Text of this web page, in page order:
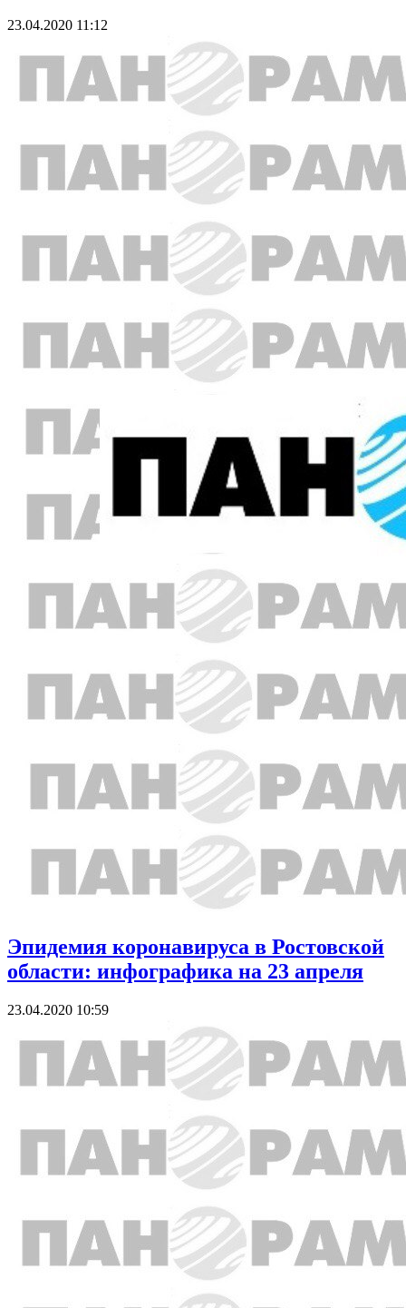
23.04.2020 11:12
Эпидемия коронавируса в Ростовской
области: инфографика на 23 апреля
23.04.2020 10:59